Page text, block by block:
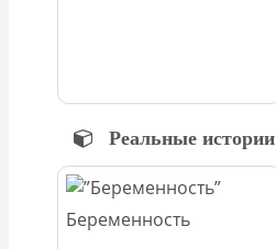
Реальные истории
Беременность